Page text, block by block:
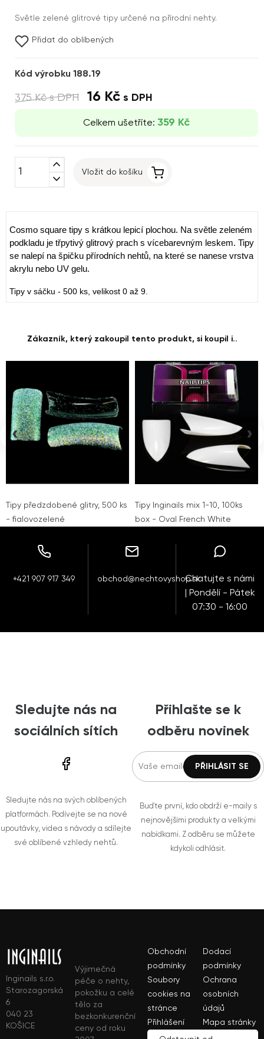
Světle zelené glitrové tipy určené na přírodní nehty.
Přidat do oblíbených
Kód výrobku 188.19
375 Kčs DPH 16 Kč s DPH
Celkem ušetříte: 359 Kč
expand_less
expand_more
Vložit do košíku
Cosmo square tipy s krátkou lepicí plochou. Na světle zeleném
podkladu je třpytivý glitrový prach s vícebarevným leskem. Tipy
se nalepí na špičku přírodních nehtů, na které se nanese vrstva
akrylu nebo UV gelu.
Tipy v sáčku - 500 ks, velikost 0 až 9.
Zákazník, který zakoupil tento produkt, si koupil i..
Tipy předzdobené glitry, 500 ks
- fialovozelené
Tipy Inginails mix 1-10, 100ks
box - Oval French White
‹ ›
+421 907 917 349 obchod@nechtovyshop.skChatujte s námi
| Pondělí - Pátek
07:30 - 16:00
Sledujte nás na
sociálních sítích
Sledujte nás na svých oblíbených
platformách. Podívejte se na nové
upoutávky, videa s návody a sdílejte
své oblíbené vzhledy nehtů.
Přihlašte se k
odběru novinek
Buďte první, kdo obdrží e-maily s
nejnovějšími produkty a velkými
nabídkami. Z odběru se můžete
kdykoli odhlásit.
Inginails s.r.o.
Starozagorská
6
040 23
KOŠICE
Výjimečná
péče o nehty,
pokožku a celé
tělo za
bezkonkurenční
ceny od roku
Obchodní
podmínky
Dodací
podmínky
Soubory
cookies na
stránce
Ochrana
osobních
údajů
Přihlášení
Mapa stránky